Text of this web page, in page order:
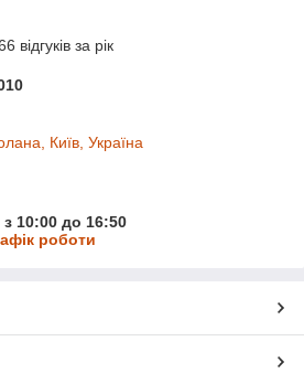
відгуків за рік
Київ, Україна
10:00 до 16:50
роботи